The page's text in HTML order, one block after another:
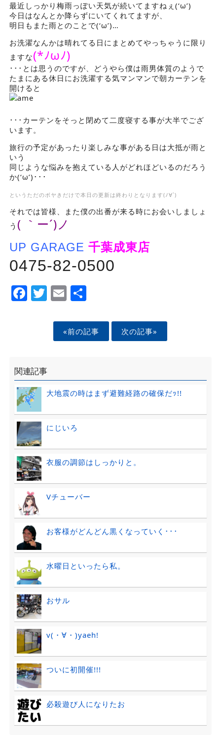
最近しっかり梅雨っぽい天気が続いてますねぇ(‘ω’)
今日はなんとか降らずにいてくれてますが、
明日もまた雨とのことで(‘ω’)…
お洗濯なんかは晴れてる日にまとめてやっちゃうに限り
ますな(*ﾉωﾉ)
･･･とは思うのですが、どうやら僕は雨男体質のようで
たまにある休日にお洗濯する気マンマンで朝カーテンを
開けると
･･･カーテンをそっと閉めて二度寝する事が大半でござ
います。
旅行の予定があったり楽しみな事がある日は大抵が雨と
いう
同じような悩みを抱えている人がどれほどいるのだろう
か(‘ω’)･･･
というただのボヤきだけで本日の更新は終わりとなります(ﾉ∀`)
それでは皆様、また僕の出番が来る時にお会いしましょ
う ( ｀ー´)ノ
UP GARAGE 千葉成東店
0475-82-0500
Facebook
Twitter
EmailShare
«前の記事 次の記事»
関連記事
大地震の時はまず避難経路の確保だｯ!!
にじいろ
衣服の調節はしっかりと。
Vチューバー
お客様がどんどん黒くなっていく･･･
水曜日といったら私。
おサル
v(・∀・)yaeh!
ついに初開催!!!
必殺遊び人になりたお